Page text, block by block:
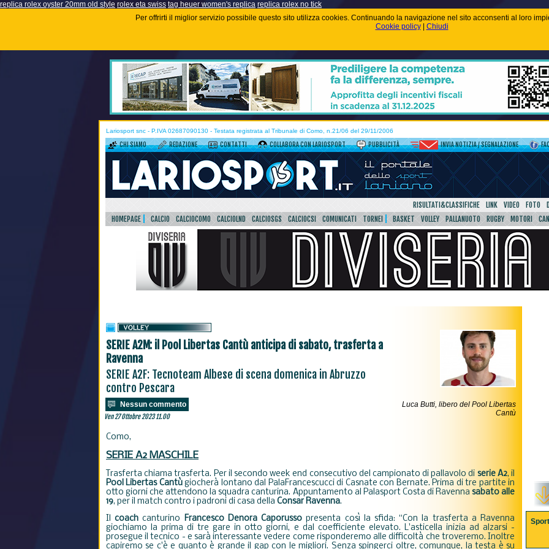
replica rolex oyster 20mm old style rolex eta swiss tag heuer women's replica replica rolex no tick
Per offrirti il miglior servizio possibile questo sito utilizza cookies. Continuando la navigazione nel sito acconsenti al loro
Cookie policy| Chiudi
Lariosport snc - P.IVA 02687090130 - Testata registrata al Tribunale di Como, n.21/06 del 29/11/2006
CHI SIAMO REDAZIONE CONTATTI COLLABORA CON LARIOSPORT PUBBLICITÀ INVIA NOTIZIA / SEGNALAZIONE
RISULTATI&CLASSIFICHE LINK VIDEO FOTO
HOMEPAGE
CALCIO CALCIOCOMO CALCIOLND CALCIOSGS CALCIOCSI COMUNICATI TORNEI BASKET VOLLEY PALLANUOTO RUGBY MOTORI
SERIE A2M: il Pool Libertas Cantù anticipa di sabato, trasferta a
Ravenna
SERIE A2F: Tecnoteam Albese di scena domenica in Abruzzo
contro Pescara
Nessun commento
Ven 27 Ottobre 2023 11.00
Luca Butti, libero del Pool Libertas
Cantù
Como,
SERIE A2 MASCHILE
Trasferta chiama trasferta. Per il secondo week end consecutivo del campionato di pallavolo di serie A2, il
Pool Libertas Cantùgiocherà lontano dal PalaFrancescucci di Casnate con Bernate. Prima di tre partite in
otto giorni che attendono la squadra canturina. Appuntamento al Palasport Costa di Ravenna sabato alle
19, per il match contro i padroni di casa della Consar Ravenna.
Ilcoach canturino Francesco Denora Caporusso presenta così la sfida: “Con la trasferta a Ravenna
giochiamo la prima di tre gare in otto giorni, e dal coefficiente elevato. L'asticella inizia ad alzarsi -
prosegue il tecnico - e sarà interessante vedere come risponderemo alle difficoltà che troveremo. Inoltre
capiremo se c'è e quanto è grande il gap con le migliori. Senza spingerci oltre, comunque, la testa è su
Sport